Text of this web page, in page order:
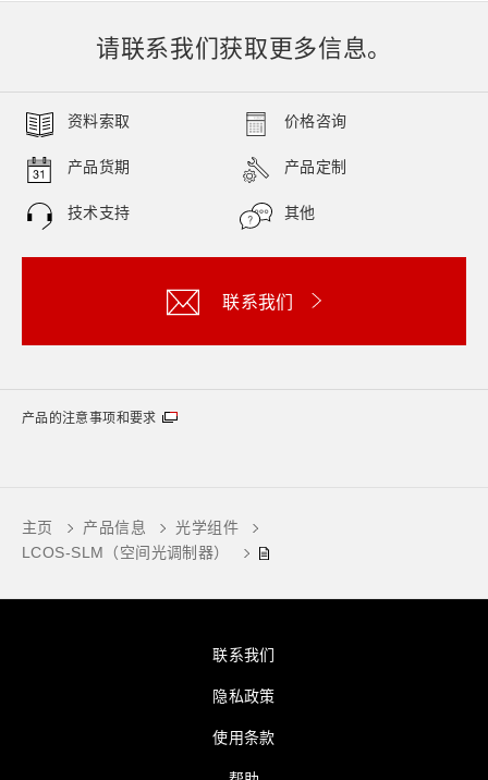
请联系我们获取更多信息。
资料索取 价格咨询
产品货期 产品定制
技术支持 其他
联系我们
产品的注意事项和要求
主页 产品信息
光学组件
LCOS-SLM（空间光调制器）
联系我们
隐私政策
使用条款